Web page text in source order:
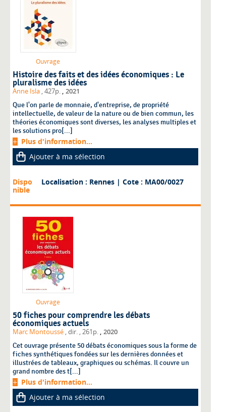
Ouvrage
Histoire des faits et des idées économiques : Le
pluralisme des idées
Anne Isla , 427p. 2021
Que l'on parle de monnaie, d'entreprise, de propriété
intellectuelle, de valeur de la nature ou de bien commun, les
théories économiques sont diverses, les analyses multiples et
les solutions pro[...]
Plus d'information...
Ajouter à ma sélection
Dispo
nible
Localisation : Rennes | Cote : MA00/0027
Ouvrage
50 fiches pour comprendre les débats
économiques actuels
Marc Montoussé , dir. , 261p. 2020
Cet ouvrage présente 50 débats économiques sous la forme de
fiches synthétiques fondées sur les dernières données et
illustrées de tableaux, graphiques ou schémas. Il couvre un
grand nombre des t[...]
Plus d'information...
Ajouter à ma sélection